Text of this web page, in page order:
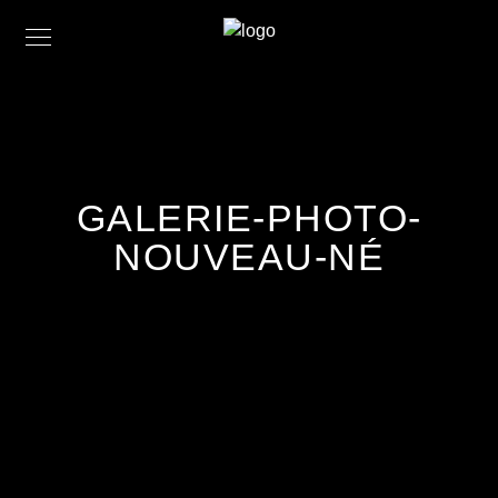
GALERIE-PHOTO-
NOUVEAU-NÉ